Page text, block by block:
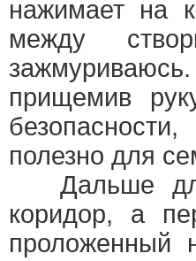
нажимает на
между
прищемив
полезно для
Дальше
коридор, а
проложенный